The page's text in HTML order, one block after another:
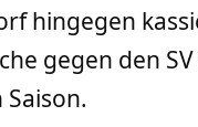
hingegen
gegen den